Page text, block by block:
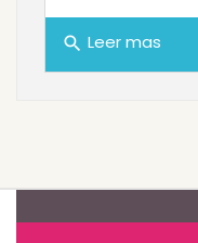
search Leer mas